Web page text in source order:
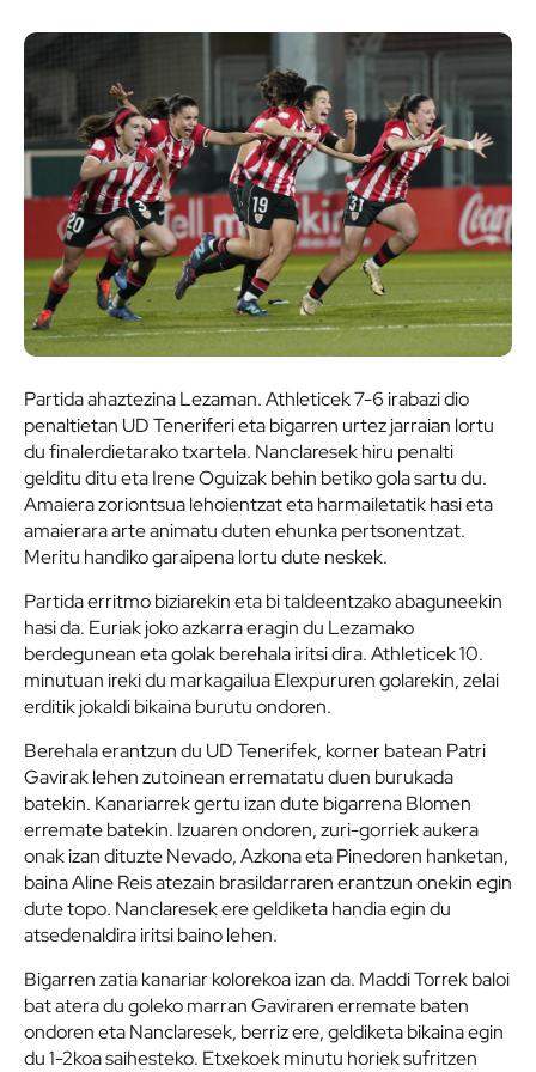
Partida ahaztezina Lezaman. Athleticek 7-6 irabazi dio
penaltietan UD Teneriferi eta bigarren urtez jarraian lortu
du finalerdietarako txartela. Nanclaresek hiru penalti
gelditu ditu eta Irene Oguizak behin betiko gola sartu du.
Amaiera zoriontsua lehoientzat eta harmailetatik hasi eta
amaierara arte animatu duten ehunka pertsonentzat.
Meritu handiko garaipena lortu dute neskek.
Partida erritmo biziarekin eta bi taldeentzako abaguneekin
hasi da. Euriak joko azkarra eragin du Lezamako
berdegunean eta golak berehala iritsi dira. Athleticek 10.
minutuan ireki du markagailua Elexpururen golarekin, zelai
erditik jokaldi bikaina burutu ondoren.
Berehala erantzun du UD Tenerifek, korner batean Patri
Gavirak lehen zutoinean errematatu duen burukada
batekin. Kanariarrek gertu izan dute bigarrena Blomen
erremate batekin. Izuaren ondoren, zuri-gorriek aukera
onak izan dituzte Nevado, Azkona eta Pinedoren hanketan,
baina Aline Reis atezain brasildarraren erantzun onekin egin
dute topo. Nanclaresek ere geldiketa handia egin du
atsedenaldira iritsi baino lehen.
Bigarren zatia kanariar kolorekoa izan da. Maddi Torrek baloi
bat atera du goleko marran Gaviraren erremate baten
ondoren eta Nanclaresek, berriz ere, geldiketa bikaina egin
du 1-2koa saihesteko. Etxekoek minutu horiek sufritzen